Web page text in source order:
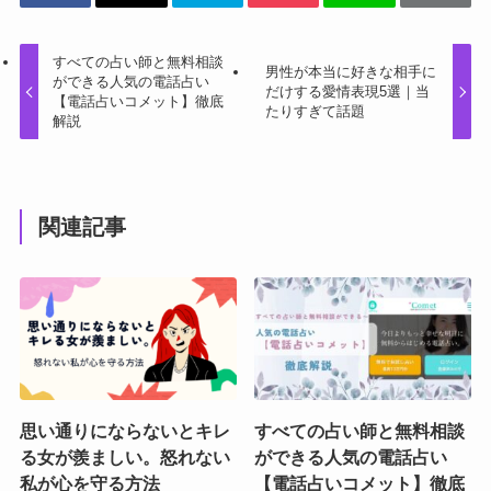
すべての占い師と無料相談
ができる人気の電話占い
【電話占いコメット】徹底
解説
男性が本当に好きな相手に
だけする愛情表現5選｜当
たりすぎて話題
関連記事
思い通りにならないとキレ
る女が羨ましい。怒れない
私が心を守る方法
すべての占い師と無料相談
ができる人気の電話占い
【電話占いコメット】徹底